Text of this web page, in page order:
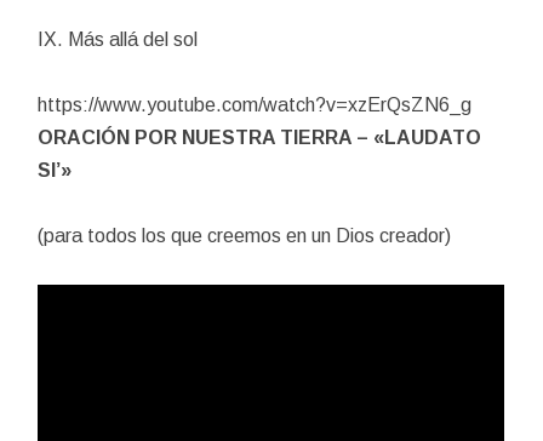
IX. Más allá del sol
https://www.youtube.com/watch?v=xzErQsZN6_g
ORACIÓN POR NUESTRA TIERRA – «LAUDATO
SI’»
(para todos los que creemos en un Dios creador)